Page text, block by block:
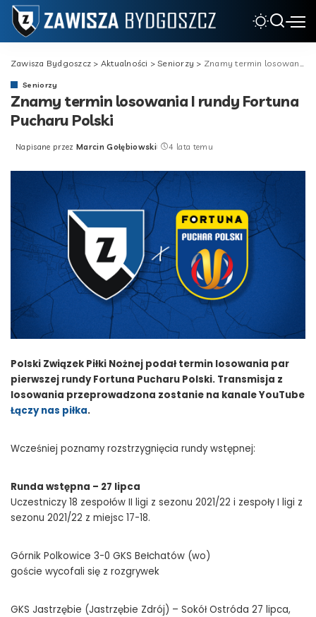
Zawisza Bydgoszcz > Aktualności >Seniorzy > Znamy termin losowania I rundy Fortuna Pucharu Polski
Seniorzy
Znamy termin losowania I rundy Fortuna
Pucharu Polski
Posted
Napisane przez Marcin Gołębiowski 4 lata temu
Polski Związek Piłki Nożnej podał termin losowania par
pierwszej rundy Fortuna Pucharu Polski. Transmisja z
losowania przeprowadzona zostanie na kanale YouTube
Łączy nas piłka.
Wcześniej poznamy rozstrzygnięcia rundy wstępnej:
Runda wstępna – 27 lipca
Uczestniczy 18 zespołów II ligi z sezonu 2021/22 i zespoły I ligi z
sezonu 2021/22 z miejsc 17-18.
Górnik Polkowice 3-0 GKS Bełchatów (wo)
goście wycofali się z rozgrywek
GKS Jastrzębie (Jastrzębie Zdrój) – Sokół Ostróda 27 lipca,